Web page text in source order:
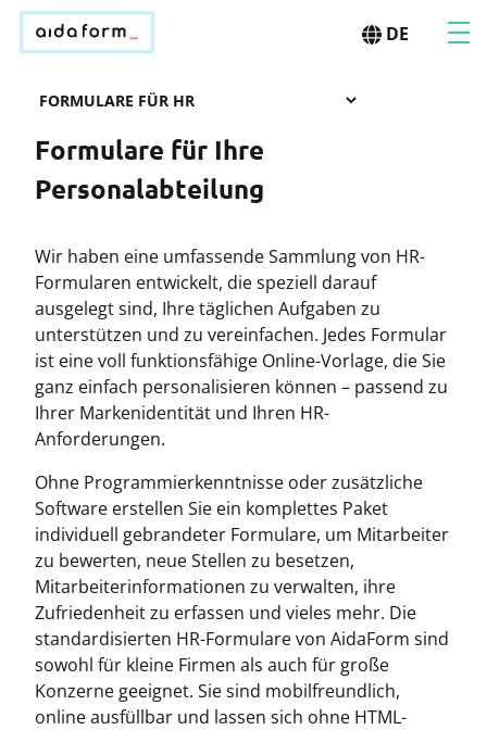
DE
Formulare für Ihre
Personalabteilung
Wir haben eine umfassende Sammlung von HR-
Formularen entwickelt, die speziell darauf
ausgelegt sind, Ihre täglichen Aufgaben zu
unterstützen und zu vereinfachen. Jedes Formular
ist eine voll funktionsfähige Online-Vorlage, die Sie
ganz einfach personalisieren können – passend zu
Ihrer Markenidentität und Ihren HR-
Anforderungen.
Ohne Programmierkenntnisse oder zusätzliche
Software erstellen Sie ein komplettes Paket
individuell gebrandeter Formulare, um Mitarbeiter
zu bewerten, neue Stellen zu besetzen,
Mitarbeiterinformationen zu verwalten, ihre
Zufriedenheit zu erfassen und vieles mehr. Die
standardisierten HR-Formulare von AidaForm sind
sowohl für kleine Firmen als auch für große
Konzerne geeignet. Sie sind mobilfreundlich,
online ausfüllbar und lassen sich ohne HTML-